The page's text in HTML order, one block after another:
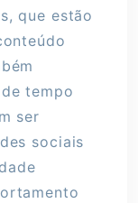
que estão
tempo
ser
sociais